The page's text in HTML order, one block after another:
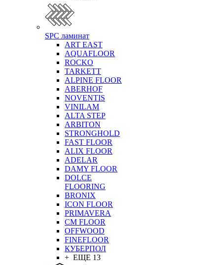
SPC ламинат
ART EAST
AQUAFLOOR
ROCKO
TARKETT
ALPINE FLOOR
ABERHOF
NOVENTIS
VINILAM
ALTA STEP
ARBITON
STRONGHOLD
FAST FLOOR
ALIX FLOOR
ADELAR
DAMY FLOOR
DOLCE
FLOORING
BRONIX
ICON FLOOR
PRIMAVERA
CM FLOOR
OFFWOOD
FINEFLOOR
КУБЕРПОЛ
+ ЕЩЕ 13